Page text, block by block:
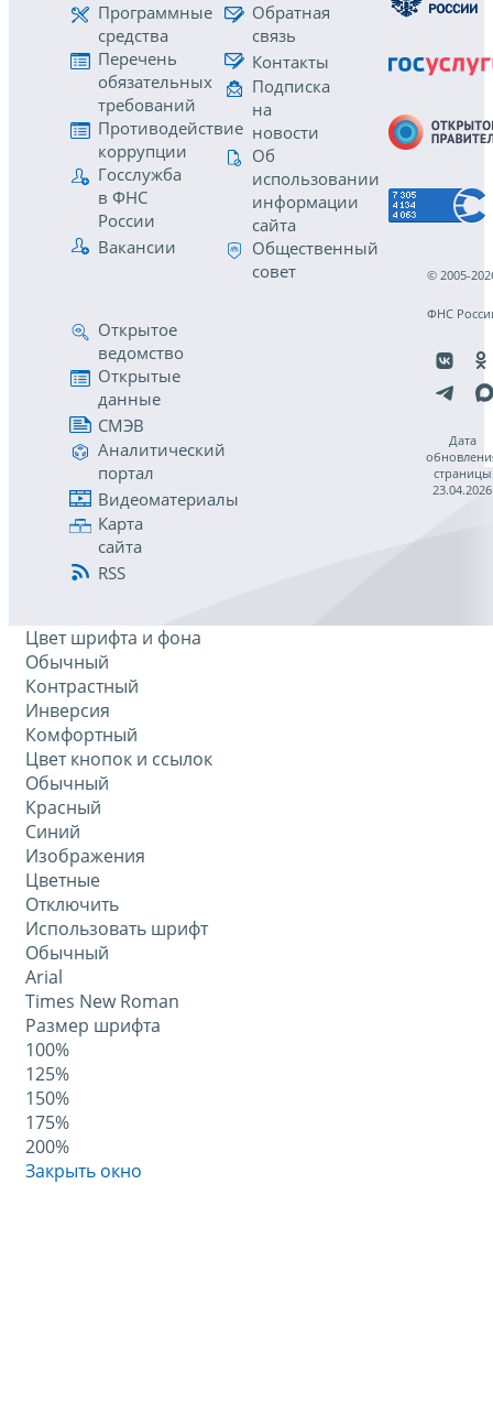
Программные
средства
Перечень
обязательных
требований
Противодействие
коррупции
Госслужба
в ФНС
России
Вакансии
Обратная
связь
Контакты
Подписка
на
новости
Об
использовании
информации
сайта
Общественный
совет
Открытое
ведомство
Открытые
данные
СМЭВ
Аналитический
портал
Видеоматериалы
Карта
сайта
RSS
© 2005-
ФНС
Дата
страницы
23.04.2026
Цвет шрифта и фона
Обычный
Контрастный
Инверсия
Комфортный
Цвет кнопок и ссылок
Обычный
Красный
Синий
Изображения
Цветные
Отключить
Использовать шрифт
Обычный
Arial
Times New Roman
Размер шрифта
100%
125%
150%
175%
200%
Закрыть окно